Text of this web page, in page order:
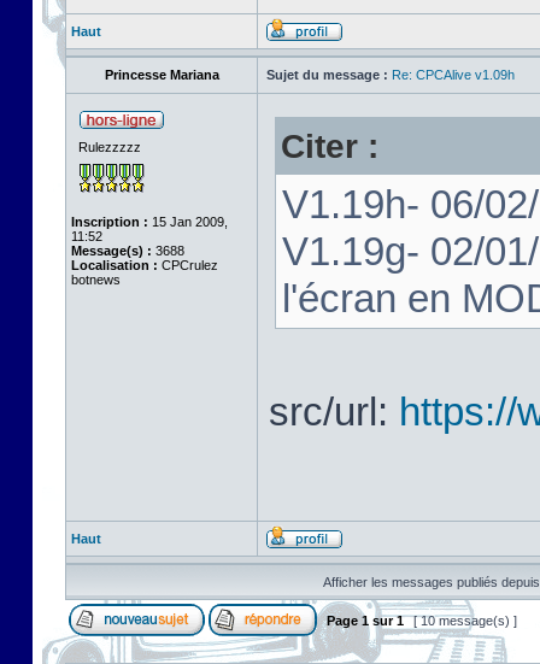
Haut
Princesse Mariana Sujet du message : Re: CPCAlive v1.09h
Rulezzzzz
Inscription : 15 Jan 2009,
11:52
Message(s) : 3688
Localisation : CPCrulez
botnews
Citer :
V1.19h- 06/
V1.19g- 02/
l'écran en
src/url: https://
Haut
Afficher les messages publiés
Page 1 sur1 [ 10 message(s) ]